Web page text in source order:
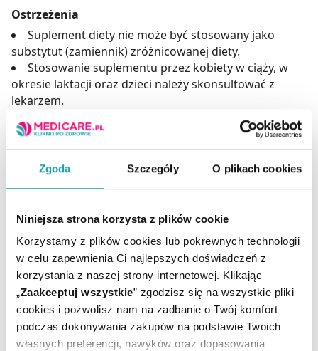
Zgoda Szczegóły O plikach cookies
Niniejsza strona korzysta z plików cookie
Korzystamy z plików cookies lub pokrewnych technologii
w celu zapewnienia Ci najlepszych doświadczeń z
korzystania z naszej strony internetowej. Klikając
„Zaakceptuj wszystkie” zgodzisz się na wszystkie pliki
cookies i pozwolisz nam na zadbanie o Twój komfort
podczas dokonywania zakupów na podstawie Twoich
własnych preferencji, nawyków oraz dopasowania
Ostrzeżenia
Suplement diety nie może być stosowany jako
substytut (zamiennik) zróżnicowanej diety.
Stosowanie suplementu przez kobiety w ciąży, w
okresie laktacji oraz dzieci należy skonsultować z
lekarzem.
Nie należy przekraczać zalecanej do spożycia
dziennej porcji.
Suplementy diety należy przechowywać w sposób
niedostępny dla małych dzieci.
organizmu i zachowanie dobrej kondycji.
Adres producenta
ALTER MEDICA Jan Szupina,
ul. Spokojna 11,
34-300 Żywiec,
Polska,
e-mail: info@altermedica.pl.